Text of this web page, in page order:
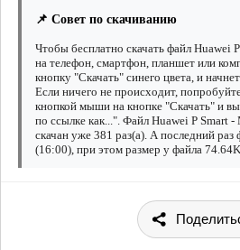
📌 Совет по скачиванию
Чтобы бесплатно скачать файл Huawei
на телефон, смартфон, планшет или
кнопку "Скачать" синего цвета, и
Если ничего не происходит,
кнопкой мыши на кнопке "Скачать" и
по ссылке как...". Файл Huawei P Smart
скачан уже 381 раз(а). А последний раз
(16:00), при этом размер у файла